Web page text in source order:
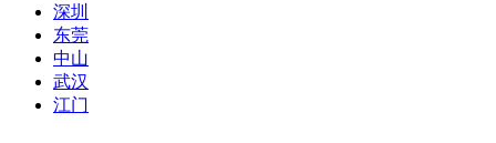
深圳
东莞
中山
武汉
江门